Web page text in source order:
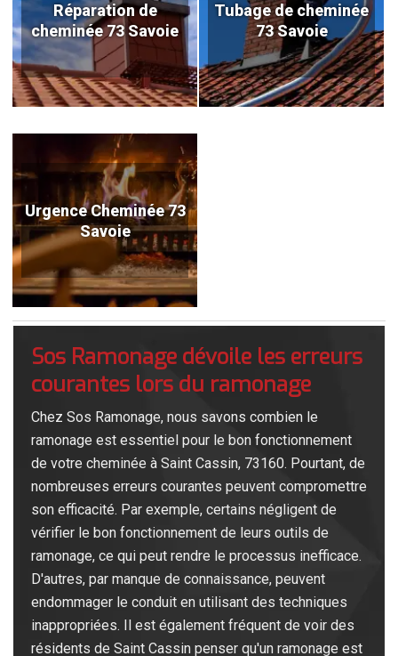
Réparation de
cheminée 73 Savoie
Tubage de cheminée
73 Savoie
Urgence Cheminée 73
Savoie
Sos Ramonage dévoile les erreurs
courantes lors du ramonage
Chez Sos Ramonage, nous savons combien le
ramonage est essentiel pour le bon fonctionnement
de votre cheminée à Saint Cassin, 73160. Pourtant, de
nombreuses erreurs courantes peuvent compromettre
son efficacité. Par exemple, certains négligent de
vérifier le bon fonctionnement de leurs outils de
ramonage, ce qui peut rendre le processus inefficace.
D'autres, par manque de connaissance, peuvent
endommager le conduit en utilisant des techniques
inappropriées. Il est également fréquent de voir des
résidents de Saint Cassin penser qu'un ramonage est